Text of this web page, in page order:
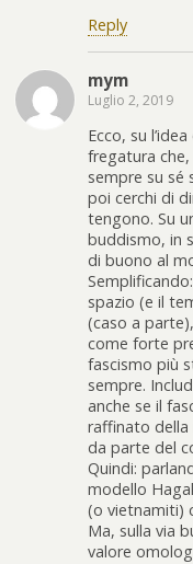
Reply
mym
Luglio 2, 2019
Ecco, su
fregatura
sempre su sé
poi cerchi di
tengono. Su
buddismo, in
di buono al
spazio (e il
(caso a
come forte
fascismo più
sempre.
anche se il
raffinato della
da parte del
Quindi:
modello
(o vietnamiti)
Ma, sulla via
valore